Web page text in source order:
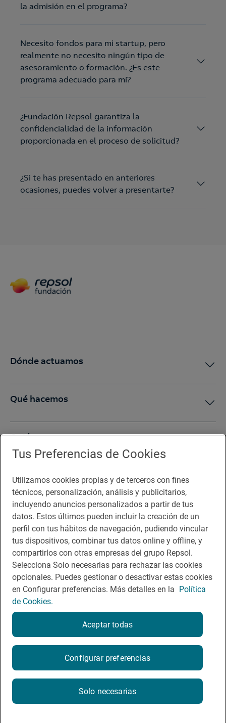
la admisión en el programa?
Necesito fondos para mi startup, pero
realmente no necesito ningún tipo de
asesoramiento o formación. ¿Es este
programa adecuado para mí?
¿Fundación Repsol garantiza la
confidencialidad de la información
proporcionada en el proceso de solicitud?
¿Si te has presentado en anteriores
ocasiones, puedes volver a presentarte?
Dónde actuamos
Qué hacemos
Quiénes somos
Sala de prensa
Te puede interesar
Aviso legal
Contacto
Normas participación en RRSS
Política de privacidad
Tus Preferencias de Cookies
Utilizamos cookies propias y de terceros con fines
técnicos, personalización, análisis y publicitarios,
incluyendo anuncios personalizados a partir de tus
datos. Estos últimos pueden incluir la creación de un
perfil con tus hábitos de navegación, pudiendo vincular
tus dispositivos, combinar tus datos online y offline, y
compartirlos con otras empresas del grupo Repsol.
Selecciona Solo necesarias para rechazar las cookies
opcionales. Puedes gestionar o desactivar estas cookies
en Configurar preferencias. Más detalles en la Política
de Cookies.
Configurar preferencias
Solo necesarias
Aceptar todas